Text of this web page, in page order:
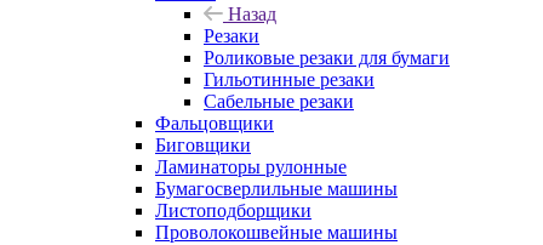
Назад
Резаки
Роликовые резаки для бумаги
Гильотинные резаки
Сабельные резаки
Фальцовщики
Биговщики
Ламинаторы рулонные
Бумагосверлильные машины
Листоподборщики
Проволокошвейные машины